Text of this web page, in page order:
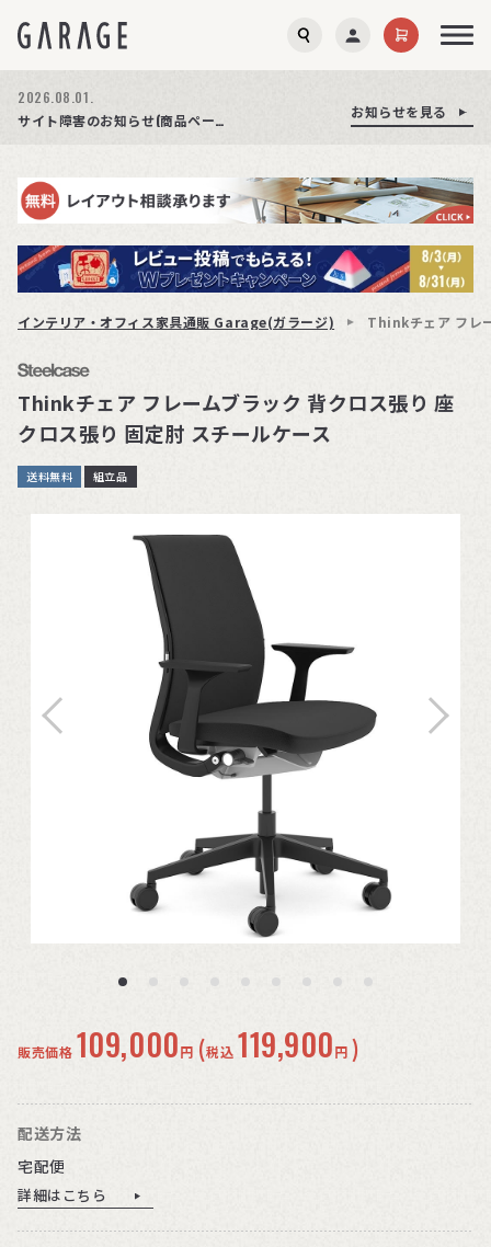
2026.08.03.
お知らせを見る
商品ページ障害復旧のお知らせ お知らせを見る
2026.08.01.
サイト障害のお知らせ(商品ページが正常に表示されない事象発生)
お知らせを見る
インテリア・オフィス家具通販 Garage(ガラージ) Thinkチェア フレ
Thinkチェア フレームブラック 背クロス張り 座
クロス張り 固定肘 スチールケース
送料無料 組立品
販売価格 109,000円 (税込 119,900円 )
配送方法
宅配便
詳細はこちら